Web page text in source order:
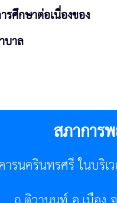
ศึกษาต่อเนื่องของ
บาล
สภาการ
ารนครินทรศรี ในบริ